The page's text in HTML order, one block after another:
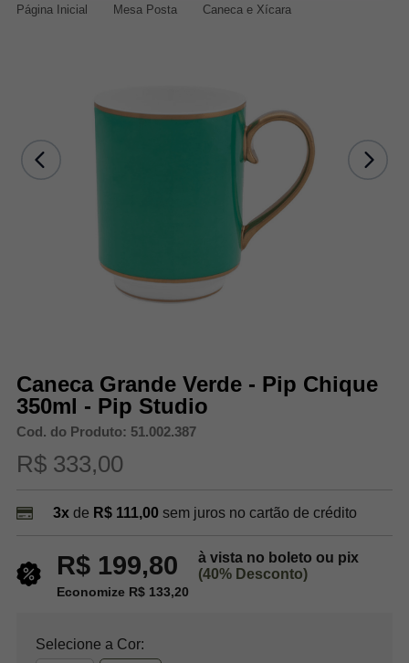
Página Inicial Mesa Posta Caneca e Xícara
Caneca Grande Verde - Pip Chique
350ml - Pip Studio
Cod. do Produto: 51.002.387
R$ 333,00
3xde R$ 111,00 sem juros no cartão de crédito
R$ 199,80
à vista no boleto ou pix
(40% Desconto)
Economize R$ 133,20
Selecione a Cor: